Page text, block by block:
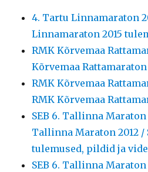
4. Tartu Linnamaraton
Linnamaraton 2015
RMK Kõrvemaa
Kõrvemaa
RMK Kõrvemaa
RMK Kõrvemaa
SEB 6. Tallinna
Tallinna Maraton 2012 /
tulemused, pildid ja
SEB 6. Tallinna